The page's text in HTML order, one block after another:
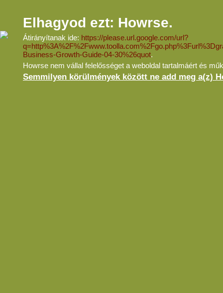
Elhagyod ezt: Howrse.
Átirányítanak ide: https://please.url.google.com/url?
Business-Growth-Guide-04-30%26quot.
Howrse nem vállal felelősséget a weboldal tartalmáért és
Semmilyen körülmények között ne add meg a(z)